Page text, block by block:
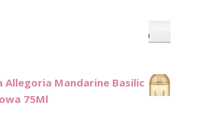
Allegoria Mandarine Basilic
75Ml